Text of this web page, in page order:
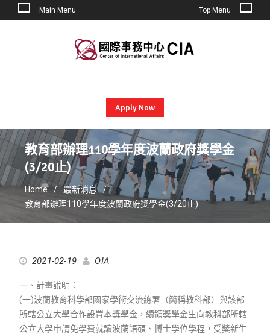
Main Menu Top Menu
Apply Now
教育部辦理110學年度波蘭政府獎學金
(3/20止)
Home
最新消息
教育部辦理110學年度波蘭政府獎學金(3/20止)
2021-02-19 OIA
一、計畫說明：
(一)波蘭教育科學部國家學術交流總署（簡稱教科部）與該部
所轄公立大學合作設置本獎學金，續領獎學金生向教科部所轄
公立大學申請免學費就讀波蘭語碩、博士學位學程，受獎新生